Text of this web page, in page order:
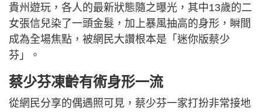
貴州遊玩，各人的最新狀態隨之曝光，其中13歲的二
女張信兒染了一頭金髮，加上暴風抽高的身形，瞬間
成為全場焦點，被網民大讚根本是「迷你版蔡少
芬」。
蔡少芬凍齡有術身形一流
從網民分享的偶遇照可見，蔡少芬一家打扮非常接地